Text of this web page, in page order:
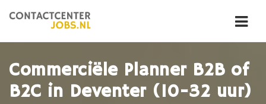
Commerciële Planner B2B of
B2C in Deventer (10-32 uur)